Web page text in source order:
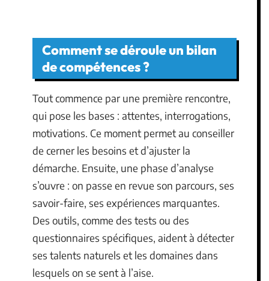
Comment se déroule un bilan
de compétences ?
Tout commence par une première rencontre,
qui pose les bases : attentes, interrogations,
motivations. Ce moment permet au conseiller
de cerner les besoins et d’ajuster la
démarche. Ensuite, une phase d’analyse
s’ouvre : on passe en revue son parcours, ses
savoir-faire, ses expériences marquantes.
Des outils, comme des tests ou des
questionnaires spécifiques, aident à détecter
ses talents naturels et les domaines dans
lesquels on se sent à l’aise.